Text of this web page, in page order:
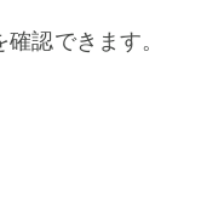
認できます。